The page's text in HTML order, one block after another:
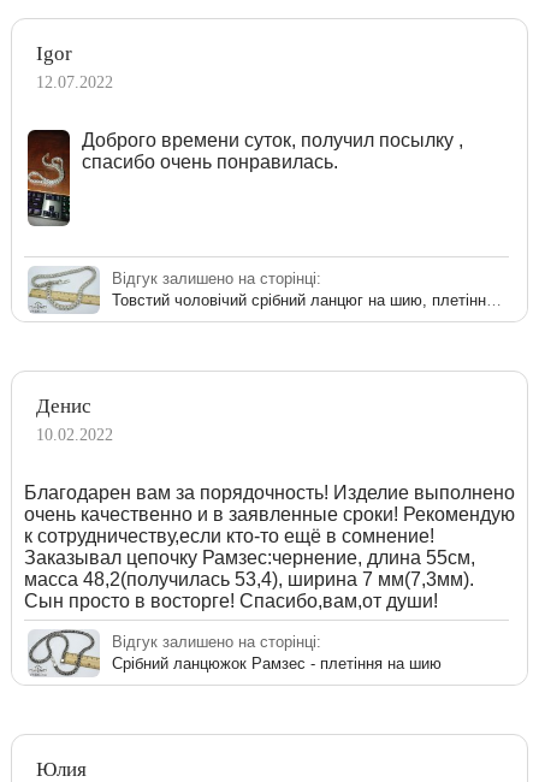
Igor
12.07.2022
Доброго времени суток, получил посылку ,
спасибо очень понравилась.
Відгук залишено на сторінці:
Денис
10.02.2022
Благодарен вам за порядочность! Изделие выполнено
очень качественно и в заявленные сроки! Рекомендую
к сотрудничеству,если кто-то ещё в сомнение!
Заказывал цепочку Рамзес:чернение, длина 55см,
масса 48,2(получилась 53,4), ширина 7 мм(7,3мм).
Сын просто в восторге! Спасибо,вам,от души!
Відгук залишено на сторінці:
Срібний ланцюжок Рамзес - плетіння на шию
Юлия